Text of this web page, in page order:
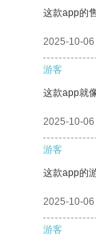
这款app的
2025-10-06
游客
这款app就
2025-10-06
游客
这款app的
2025-10-06
游客